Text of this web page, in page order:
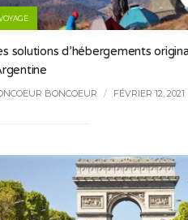
solutions d’hébergements
BONCOEUR / FÉVRIER 12, 2021